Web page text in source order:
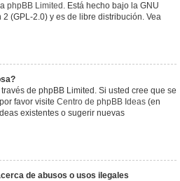
phpBB Limited . Está hecho bajo la GNU
(GPL-2.0) y es de libre distribución. Vea
de phpBB Limited. Si usted cree que se
favor visite Centro de phpBB Ideas (en
existentes o sugerir nuevas
de abusos o usos ilegales